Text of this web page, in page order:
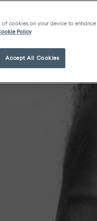
cookies on your device to
Policy
Accept All Cookies